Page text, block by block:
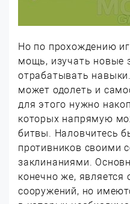
Но по прохождению
мощь, изучать новые
отрабатывать
может одолеть и
для этого нужно
которых напрямую
битвы. Наловчитесь
противников своими
заклинаниями.
конечно же, является
сооружений, но